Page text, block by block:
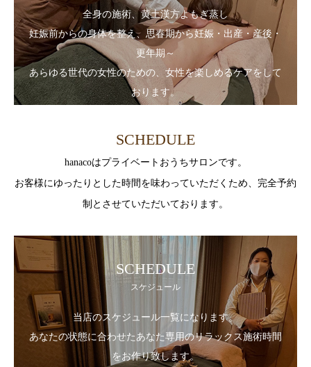
全身の施術、黄土漢方よもぎ蒸し
妊娠前からの身体を整え、思春期から妊娠・出産・産後・
更年期～
あらゆる世代の女性のための、女性を楽しめるケアをして
おります。
SCHEDULE
hanacoはプライベートおうちサロンです。
お客様にゆったりとした時間を味わっていただくため、完全予約
制とさせていただいております。
SCHEDULE
スケジュール
当店のスケジュール一覧になります。
あなたの状態に合わせたあなた専用のリラックス施術時間
をお作り致します。